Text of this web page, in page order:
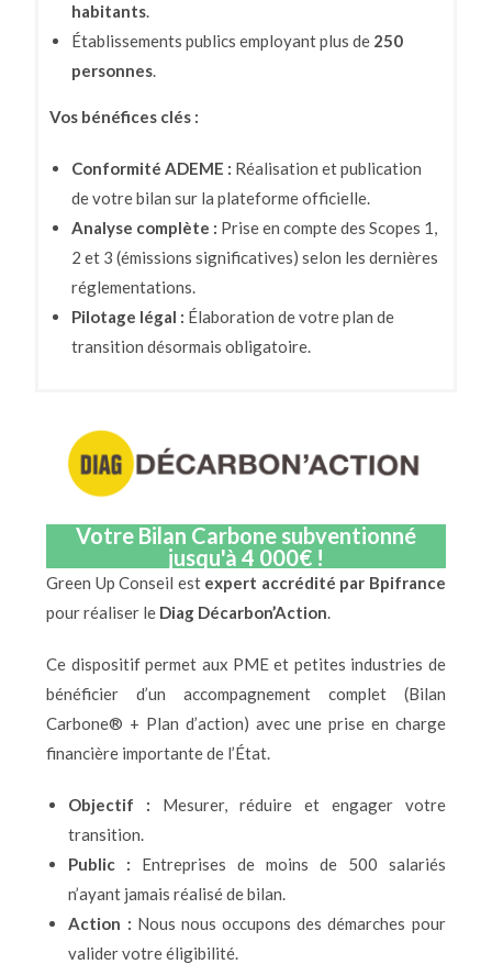
habitants.
Établissements publics employant plus de 250
personnes.
Vos bénéfices clés :
Conformité ADEME : Réalisation et publication
de votre bilan sur la plateforme officielle.
Analyse complète : Prise en compte des Scopes 1,
2 et 3 (émissions significatives) selon les dernières
réglementations.
Pilotage légal : Élaboration de votre plan de
transition désormais obligatoire.
Votre Bilan Carbone subventionné
jusqu'à 4 000€ !
Green Up Conseil est expert accrédité par Bpifrance
pour réaliser le Diag Décarbon’Action.
Ce dispositif permet aux PME et petites industries de
bénéficier d’un accompagnement complet (Bilan
Carbone® + Plan d’action) avec une prise en charge
financière importante de l’État.
Objectif : Mesurer, réduire et engager votre
transition.
Public : Entreprises de moins de 500 salariés
n’ayant jamais réalisé de bilan.
Action : Nous nous occupons des démarches pour
valider votre éligibilité.